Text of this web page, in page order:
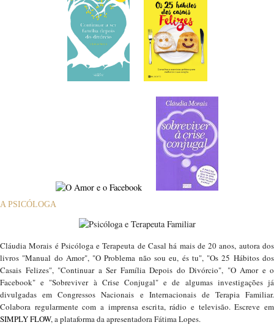
A PSICÓLOGA
Cláudia Morais é Psicóloga e Terapeuta de Casal há mais de 20 anos, autora dos
livros "Manual do Amor", "O Problema não sou eu, és tu", "Os 25 Hábitos dos
Casais Felizes", "Continuar a Ser Família Depois do Divórcio", "O Amor e o
Facebook" e "Sobreviver à Crise Conjugal" e de algumas investigações já
divulgadas em Congressos Nacionais e Internacionais de Terapia Familiar.
Colabora regularmente com a imprensa escrita, rádio e televisão. Escreve em
SIMPLY FLOW, a plataforma da apresentadora Fátima Lopes.